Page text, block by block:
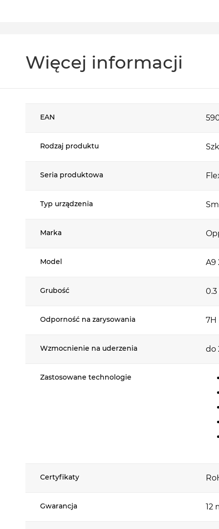
na
Hybryda
nawet,
czasie
zadba,
Wybierz
Wybierz
Więcej informacji
informacji
EAN
Rodzaj produktu
Seria produktowa
Typ urządzenia
Marka
Model A9
Grubość
Odporność na zarysowania 7H
Wzmocnienie na uderzenia do
Zastosowane technologie
Certyfikaty
Gwarancja 12